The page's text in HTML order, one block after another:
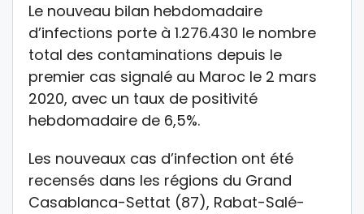
Le nouveau bilan hebdomadaire
d’infections porte à 1.276.430 le nombre
total des contaminations depuis le
premier cas signalé au Maroc le 2 mars
2020, avec un taux de positivité
hebdomadaire de 6,5%.
Les nouveaux cas d’infection ont été
recensés dans les régions du Grand
Casablanca-Settat (87), Rabat-Salé-